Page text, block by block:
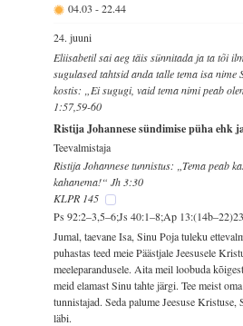
04.03 -22.44
24. juuni
Eliisabetil sai aeg täis sünnitada ja ta tõi
sugulased tahtsid anda talle tema isa nime
kostis: „Ei sugugi, vaid tema nimi peab
1:57,59-60
Ristija Johannese sündimise püha ehk
Teevalmistaja
Ristija Johannese tunnistus: „Tema peab
kahanema!“ Jh 3:30
KLPR 145
Ps 92:2–3,5–6;Js 40:1–8;Ap
Jumal, taevane Isa, Sinu Poja tuleku
puhastas teed meie Päästjale Jeesusele
meeleparandusele. Aita meil loobuda
meid elamast Sinu tahte järgi. Tee meist
tunnistajad. Seda palume Jeesuse Kristuse,
läbi.